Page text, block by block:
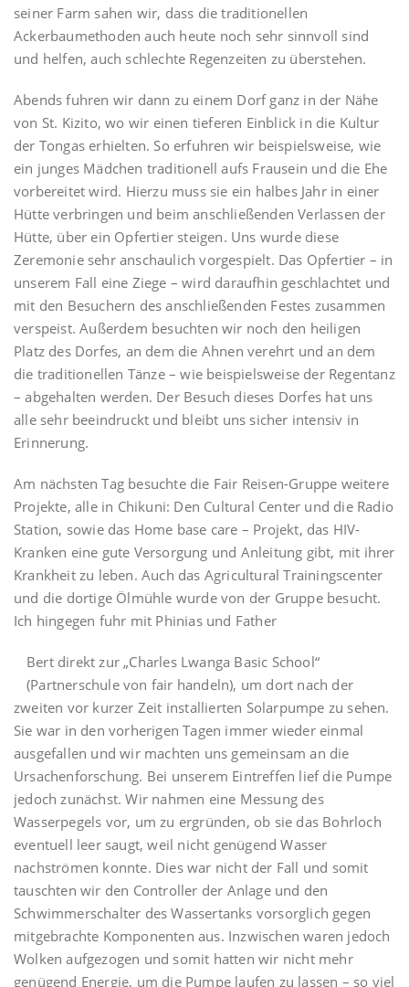
seiner Farm sahen wir, dass die traditionellen
Ackerbaumethoden auch heute noch sehr sinnvoll sind
und helfen, auch schlechte Regenzeiten zu überstehen.
Abends fuhren wir dann zu einem Dorf ganz in der Nähe
von St. Kizito, wo wir einen tieferen Einblick in die Kultur
der Tongas erhielten. So erfuhren wir beispielsweise, wie
ein junges Mädchen traditionell aufs Frausein und die Ehe
vorbereitet wird. Hierzu muss sie ein halbes Jahr in einer
Hütte verbringen und beim anschließenden Verlassen der
Hütte, über ein Opfertier steigen. Uns wurde diese
Zeremonie sehr anschaulich vorgespielt. Das Opfertier – in
unserem Fall eine Ziege – wird daraufhin geschlachtet und
mit den Besuchern des anschließenden Festes zusammen
verspeist. Außerdem besuchten wir noch den heiligen
Platz des Dorfes, an dem die Ahnen verehrt und an dem
die traditionellen Tänze – wie beispielsweise der Regentanz
– abgehalten werden. Der Besuch dieses Dorfes hat uns
alle sehr beeindruckt und bleibt uns sicher intensiv in
Erinnerung.
Am nächsten Tag besuchte die Fair Reisen-Gruppe weitere
Projekte, alle in Chikuni: Den Cultural Center und die Radio
Station, sowie das Home base care – Projekt, das HIV-
Kranken eine gute Versorgung und Anleitung gibt, mit ihrer
Krankheit zu leben. Auch das Agricultural Trainingscenter
und die dortige Ölmühle wurde von der Gruppe besucht.
Ich hingegen fuhr mit Phinias und Father
Bert direkt zur „Charles Lwanga Basic School“
(Partnerschule von fair handeln), um dort nach der
zweiten vor kurzer Zeit installierten Solarpumpe zu sehen.
Sie war in den vorherigen Tagen immer wieder einmal
ausgefallen und wir machten uns gemeinsam an die
Ursachenforschung. Bei unserem Eintreffen lief die Pumpe
jedoch zunächst. Wir nahmen eine Messung des
Wasserpegels vor, um zu ergründen, ob sie das Bohrloch
eventuell leer saugt, weil nicht genügend Wasser
nachströmen konnte. Dies war nicht der Fall und somit
tauschten wir den Controller der Anlage und den
Schwimmerschalter des Wassertanks vorsorglich gegen
mitgebrachte Komponenten aus. Inzwischen waren jedoch
Wolken aufgezogen und somit hatten wir nicht mehr
genügend Energie, um die Pumpe laufen zu lassen – so viel